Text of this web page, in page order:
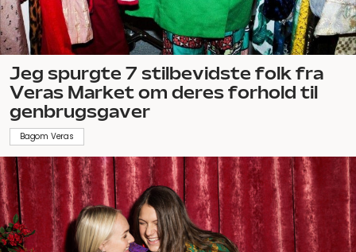
Jeg spurgte 7 stilbevidste folk fra
Veras Market om deres forhold til
genbrugsgaver
Bagom Veras